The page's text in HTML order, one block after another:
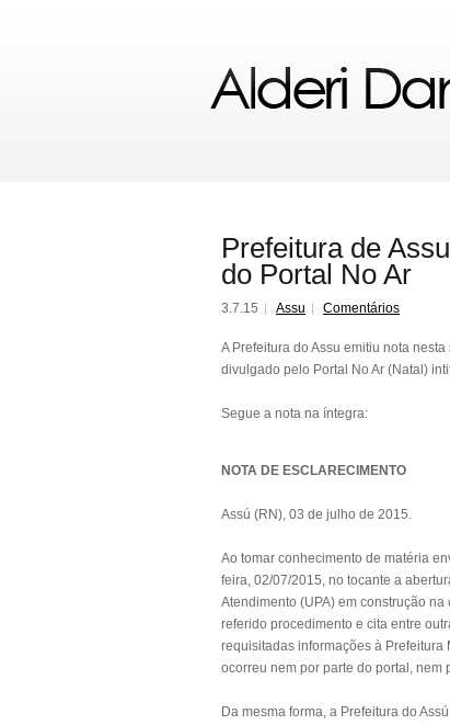
Prefeitura de
do Portal No Ar
3.7.15 Assu Comentários
A Prefeitura do Assu emitiu nota
divulgado pelo Portal No Ar (Natal)
Segue a nota na íntegra:
NOTA DE ESCLARECIMENTO
Assú (RN), 03 de julho de 2015.
Ao tomar conhecimento de matéria
feira, 02/07/2015, no tocante a
Atendimento (UPA) em construção
referido procedimento e cita entre
requisitadas informações à Prefeitura
ocorreu nem por parte do portal, nem
Da mesma forma, a Prefeitura do